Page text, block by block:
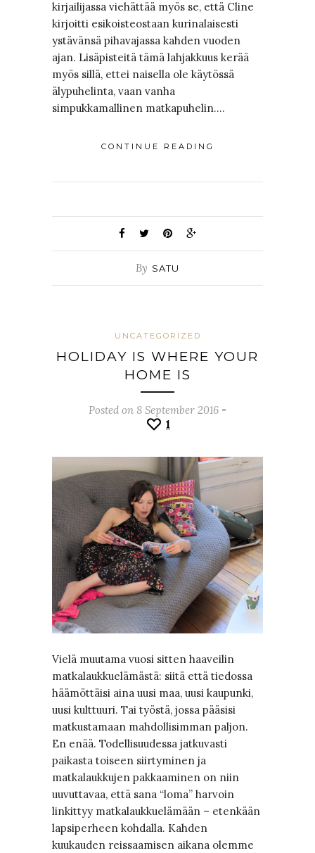
kirjailijassa viehättää myös se, että Cline
kirjoitti esikoisteostaan kurinalaisesti
ystävänsä pihavajassa kahden vuoden
ajan. Lisäpisteitä tämä lahjakkuus kerää
myös sillä, ettei naisella ole käytössä
älypuhelinta, vaan vanha
simpukkamallinen matkapuhelin.…
CONTINUE READING
By SATU
UNCATEGORIZED
HOLIDAY IS WHERE YOUR
HOME IS
Posted on 8 September 2016 -
1
Vielä muutama vuosi sitten haaveilin
matkalaukkuelämästä: siitä että tiedossa
häämöttäisi aina uusi maa, uusi kaupunki,
uusi kulttuuri. Tai työstä, jossa pääsisi
matkustamaan mahdollisimman paljon.
En enää. Todellisuudessa jatkuvasti
paikasta toiseen siirtyminen ja
matkalaukkujen pakkaaminen on niin
uuvuttavaa, että sana “loma” harvoin
linkittyy matkalaukkuelämään – etenkään
lapsiperheen kohdalla. Kahden
kuukauden reissaamisen aikana olemme